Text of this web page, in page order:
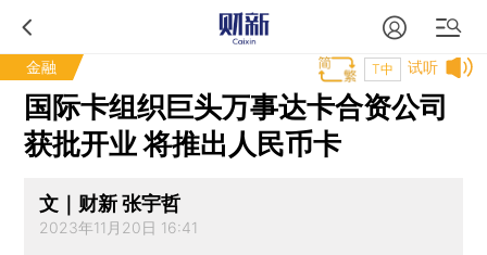
金融 试听
T中
国际卡组织巨头万事达卡合资公司
获批开业 将推出人民币卡
文｜财新 张宇哲
2023年11月20日 16:41